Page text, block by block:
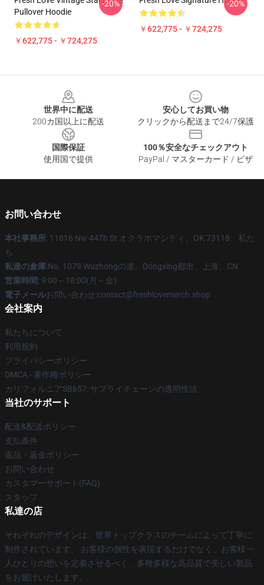
Pullover Hoodie
￥622,775 - ￥724,275
-20%
￥622,775 - ￥724,275
-20%
世界中に配送
200カ国以上に配送
安心してお買い物
クリックから配送まで24/7保護
国際保証
使用国で提供
100％安全なチェックアウト
PayPal / マスターカード / ビザ
お問い合わせ
本社事務所: 11816 Nw 44Th St オクラホマシティ、OK 73118、私た
ち
私達の倉庫:No. 1079 Wuzhongの道、Dongxing都市、上海、CN
営業時間: 9:00～18:00(月～金)
電子メールお問い合わせ:contact@freshlovemerch.shop
会社案内
私たちについて
利用規約
プライバシーポリシー
DMCA - 著作権ポリシー
カリフォルニアSB657: サプライチェーンの透明性法
当社のサポート
配送&配送ポリシー
支払条件
返品・返金ポリシー
お問い合わせ
カスタマーサポート(FAQ)
スタッフ
私達の店
それぞれのデザインは、世界トップクラスのチームによって丁寧に
制作されています。 お客様の個性を表現するだけでなく、お客様一
人ひとりの想いを定着させるべく、多種多様な高品質で美しい製品
をお届けいたします。